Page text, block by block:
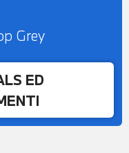
Grey
ED